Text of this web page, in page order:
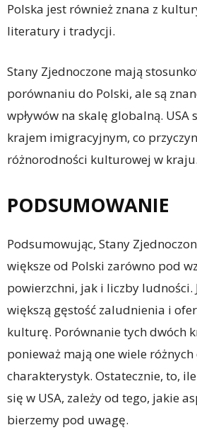
Polska jest również znana z
literatury i tradycji.
Stany Zjednoczone mają
porównaniu do Polski, ale są
wpływów na skalę globalną. USA
krajem imigracyjnym, co
różnorodności kulturowej w kraju.
PODSUMOWANIE
Podsumowując, Stany
większe od Polski zarówno pod
powierzchni, jak i liczby ludności.
większą gęstość zaludnienia i
kulturę. Porównanie tych dwóch
ponieważ mają one wiele różnych
charakterystyk. Ostatecznie, to,
się w USA, zależy od tego, jakie
bierzemy pod uwagę.